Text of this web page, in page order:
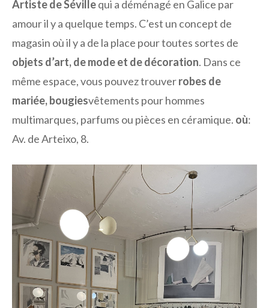
Artiste de Sévillequi a déménagé en Galice par
amour il y a quelque temps. C’est un concept de
magasin où il y a de la place pour toutes sortes de
objets d’art, de mode et de décoration. Dans ce
même espace, vous pouvez trouverrobes de
mariée, bougiesvêtements pour hommes
multimarques, parfums ou pièces en céramique. où:
Av. de Arteixo, 8.